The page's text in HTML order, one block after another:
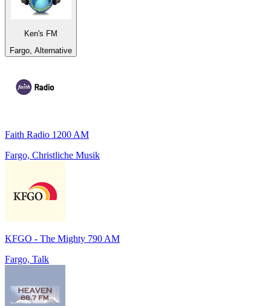
Ken's FM
Fargo, Alternative
Faith Radio 1200 AM
Fargo, Christliche Musik
KFGO - The Mighty 790 AM
Fargo, Talk